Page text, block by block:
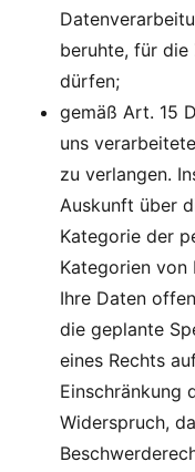
beruhte, für
dürfen;
gemäß Art. 15
uns
zu verlangen.
Auskunft über
Kategorie der
Kategorien von
Ihre Daten
die geplante
eines Rechts
Einschränkung
Widerspruch,